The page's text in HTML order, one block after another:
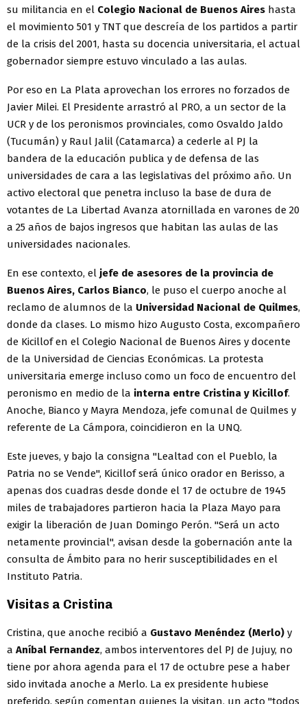
su militancia en el Colegio Nacional de Buenos Aires hasta
el movimiento 501 y TNT que descreía de los partidos a partir
de la crisis del 2001, hasta su docencia universitaria, el actual
gobernador siempre estuvo vinculado a las aulas.
Por eso en La Plata aprovechan los errores no forzados de
Javier Milei. El Presidente arrastró al PRO, a un sector de la
UCR y de los peronismos provinciales, como Osvaldo Jaldo
(Tucumán) y Raul Jalil (Catamarca) a cederle al PJ la
bandera de la educación publica y de defensa de las
universidades de cara a las legislativas del próximo año. Un
activo electoral que penetra incluso la base de dura de
votantes de La Libertad Avanza atornillada en varones de 20
a 25 años de bajos ingresos que habitan las aulas de las
universidades nacionales.
En ese contexto, el jefe de asesores de la provincia de
Buenos Aires, Carlos Bianco, le puso el cuerpo anoche al
reclamo de alumnos de la Universidad Nacional de Quilmes,
donde da clases. Lo mismo hizo Augusto Costa, excompañero
de Kicillof en el Colegio Nacional de Buenos Aires y docente
de la Universidad de Ciencias Económicas. La protesta
universitaria emerge incluso como un foco de encuentro del
peronismo en medio de la interna entre Cristina y Kicillof.
Anoche, Bianco y Mayra Mendoza, jefe comunal de Quilmes y
referente de La Cámpora, coincidieron en la UNQ.
Este jueves, y bajo la consigna "Lealtad con el Pueblo, la
Patria no se Vende", Kicillof será único orador en Berisso, a
apenas dos cuadras desde donde el 17 de octubre de 1945
miles de trabajadores partieron hacia la Plaza Mayo para
exigir la liberación de Juan Domingo Perón. "Será un acto
netamente provincial", avisan desde la gobernación ante la
consulta de Ámbito para no herir susceptibilidades en el
Instituto Patria.
Visitas a Cristina
Cristina, que anoche recibió a Gustavo Menéndez (Merlo) y
a Aníbal Fernandez, ambos interventores del PJ de Jujuy, no
tiene por ahora agenda para el 17 de octubre pese a haber
sido invitada anoche a Merlo. La ex presidente hubiese
preferido, según comentan quienes la visitan, un acto "todos